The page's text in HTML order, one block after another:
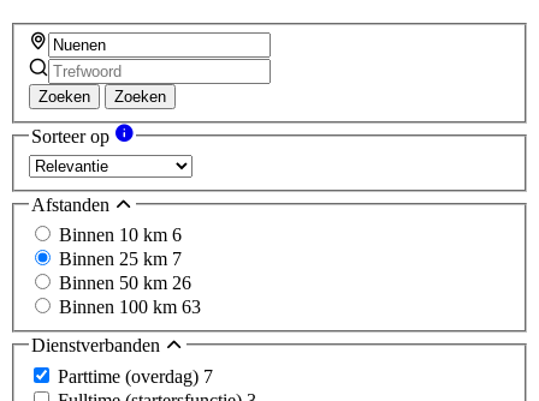
Zoeken Zoeken
Sorteer op
Afstanden
Binnen 10 km 6
Binnen 25 km 7
Binnen 50 km 26
Binnen 100 km 63
Dienstverbanden
Parttime (overdag) 7